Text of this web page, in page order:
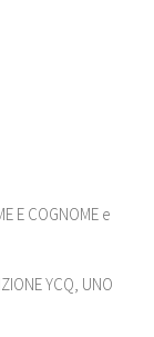
E COGNOME e
YCQ, UNO